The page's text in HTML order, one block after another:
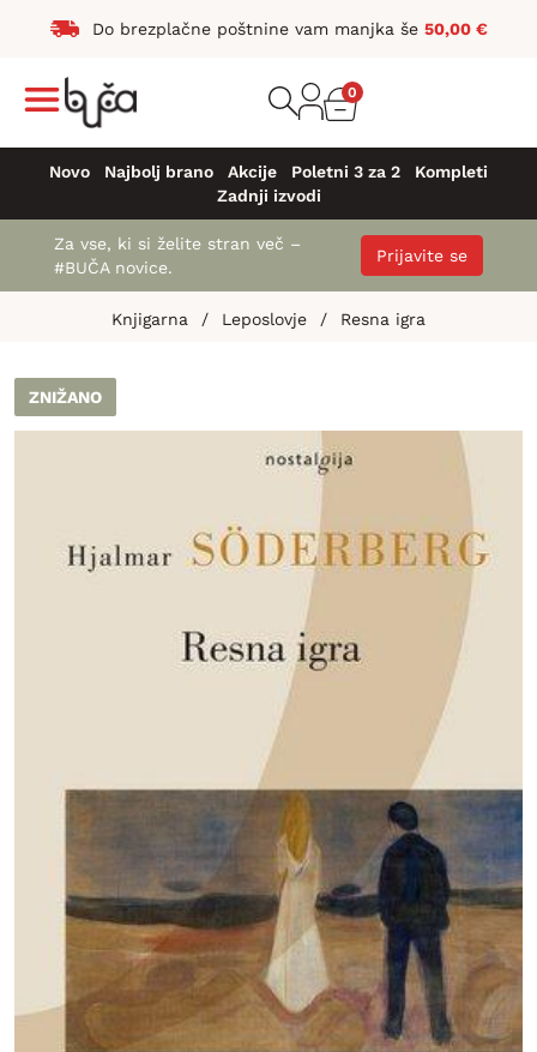
Do brezplačne poštnine vam manjka še 50,00 €
0
Novo Najbolj brano Akcije Poletni 3 za 2
Kompleti
Zadnji izvodi
Za vse, ki si želite stran več –
#BUČA novice.
Prijavite se
Knjigarna / Leposlovje / Resna igra
ZNIŽANO